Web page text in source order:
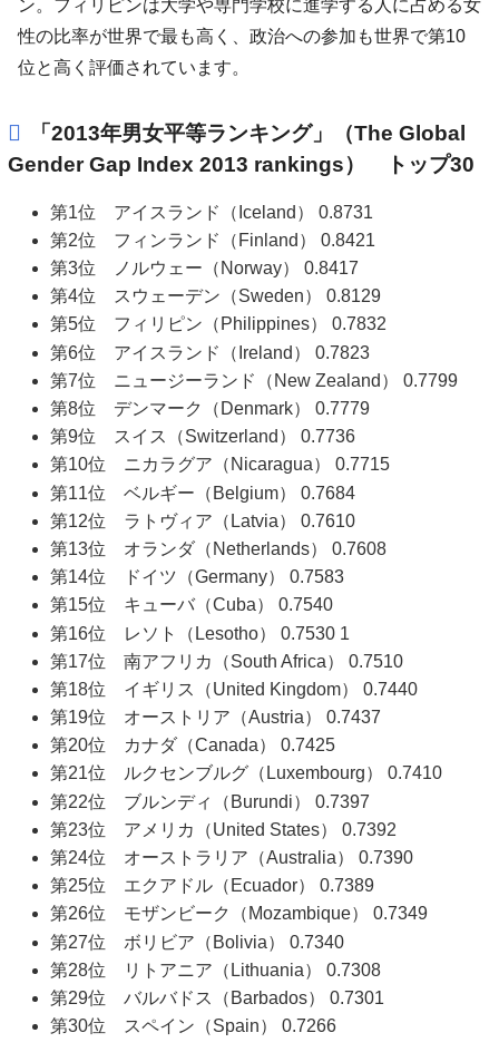
ン。フィリピンは大学や専門学校に進学する人に占める女
性の比率が世界で最も高く、政治への参加も世界で第10
位と高く評価されています。
「2013年男女平等ランキング」（The Global
Gender Gap Index 2013 rankings） トップ30
第1位 アイスランド（Iceland） 0.8731
第2位 フィンランド（Finland） 0.8421
第3位 ノルウェー（Norway） 0.8417
第4位 スウェーデン（Sweden） 0.8129
第5位 フィリピン（Philippines） 0.7832
第6位 アイスランド（Ireland） 0.7823
第7位 ニュージーランド（New Zealand） 0.7799
第8位 デンマーク（Denmark） 0.7779
第9位 スイス（Switzerland） 0.7736
第10位 ニカラグア（Nicaragua） 0.7715
第11位 ベルギー（Belgium） 0.7684
第12位 ラトヴィア（Latvia） 0.7610
第13位 オランダ（Netherlands） 0.7608
第14位 ドイツ（Germany） 0.7583
第15位 キューバ（Cuba） 0.7540
第16位 レソト（Lesotho） 0.7530 1
第17位 南アフリカ（South Africa） 0.7510
第18位 イギリス（United Kingdom） 0.7440
第19位 オーストリア（Austria） 0.7437
第20位 カナダ（Canada） 0.7425
第21位 ルクセンブルグ（Luxembourg） 0.7410
第22位 ブルンディ（Burundi） 0.7397
第23位 アメリカ（United States） 0.7392
第24位 オーストラリア（Australia） 0.7390
第25位 エクアドル（Ecuador） 0.7389
第26位 モザンビーク（Mozambique） 0.7349
第27位 ボリビア（Bolivia） 0.7340
第28位 リトアニア（Lithuania） 0.7308
第29位 バルバドス（Barbados） 0.7301
第30位 スペイン（Spain） 0.7266